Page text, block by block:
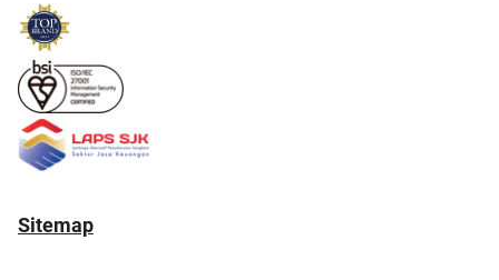
Sitemap